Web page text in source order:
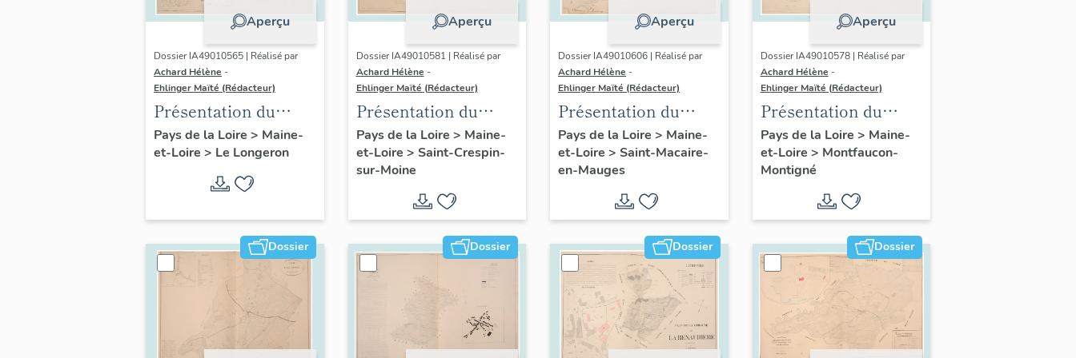
Aperçu
Dossier IA49010565 | Réalisé par
Achard Hélène -
Ehlinger Maïté (Rédacteur)
Présentation du
patrimoine
industriel de la
commune du
Pays de la Loire > Maine-
et-Loire > Le Longeron
Aperçu
Dossier IA49010581 | Réalisé par
Achard Hélène -
Ehlinger Maïté (Rédacteur)
Présentation du
patrimoine
industriel de la
commune de Saint-
Crespin-sur-Moine
Pays de la Loire > Maine-
et-Loire > Saint-Crespin-
sur-Moine
Aperçu
Dossier IA49010606 | Réalisé par
Achard Hélène -
Ehlinger Maïté (Rédacteur)
Présentation du
patrimoine
industriel de la
commune de Saint-
Macaire-en-Mauges
Pays de la Loire > Maine-
et-Loire > Saint-Macaire-
en-Mauges
Aperçu
Dossier IA49010578 | Réalisé par
Achard Hélène -
Ehlinger Maïté (Rédacteur)
Présentation du
patrimoine
industriel de la
commune de
Montfaucon-
Montigné
Pays de la Loire > Maine-
et-Loire > Montfaucon-
Montigné
Dossier Dossier Dossier Dossier